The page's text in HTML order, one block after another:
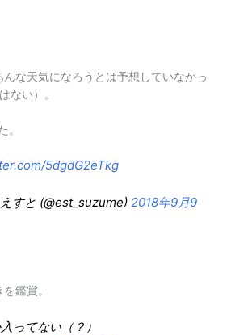
んな天気になろうとは予想していなかっ
ない）。
。
5dgdG2eTkg
すと (@est_suzume)2018年9月9
鑑賞。
ってない（？）